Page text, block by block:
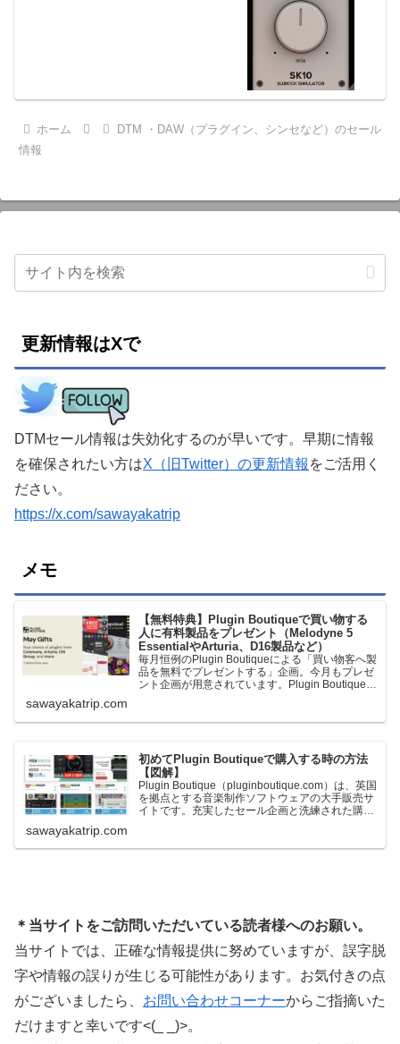
ホーム
DTM ・DAW（プラグイン、シンセなど）のセール
情報
更新情報はXで
DTMセール情報は失効化するのが早いです。早期に情報
を確保されたい方はX（旧Twitter）の更新情報 をご活用く
ださい。
https://x.com/sawayakatrip
メモ
【無料特典】Plugin Boutiqueで買い物する
人に有料製品をプレゼント（Melodyne 5
EssentialやArturia、D16製品など）
毎月恒例のPlugin Boutiqueによる「買い物客へ製
品を無料でプレゼントする」企画。今月もプレゼ
ント企画が用意されています。Plugin Boutiqueで
ます。＊無料配布終了予定日：日本時間：
sawayakatrip.com
初めてPlugin Boutiqueで購入する時の方法
【図解】
Plugin Boutique（pluginboutique.com）は、英国
を拠点とする音楽制作ソフトウェアの大手販売サ
イトです。充実したセール企画と洗練された購入
に知っておきたいこと価格表示に…
sawayakatrip.com
＊当サイトをご訪問いただいている読者様へのお願い。
当サイトでは、正確な情報提供に努めていますが、誤字脱
字や情報の誤りが生じる可能性があります。お気付きの点
がございましたら、 お問い合わせコーナーからご指摘いた
だけますと幸いです<(_ _)>。